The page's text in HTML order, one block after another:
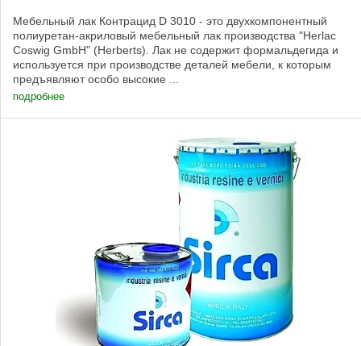
Мебельный лак Контрацид D 3010 - это двухкомпонентный
полиуретан-акриловый мебельный лак производства "Herlac
Coswig GmbH" (Herberts). Лак не содержит формальдегида и
используется при производстве деталей мебели, к которым
предъявляют особо высокие ...
подробнее